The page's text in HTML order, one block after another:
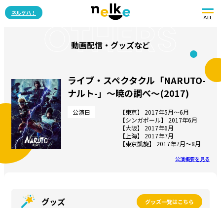
ネルケハ！
ALL
OTHERS
動画配信・グッズなど
ライブ・スペクタクル「NARUTO-
ナルト-」～暁の調べ～(2017)
公演日
【東京】 2017年5月〜6月
【シンガポール】 2017年6月
【大阪】 2017年6月
【上海】 2017年7月
【東京凱旋】 2017年7月〜8月
公演概要を見る
グッズ グッズ一覧はこちら